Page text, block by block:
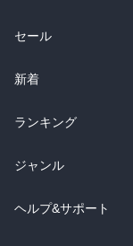
総合
ラノベ
雑誌・グラビア
BL・TL
セール
総合
ラノベ
雑誌・グラビア
BL・TL
新着
総合
ラノベ
雑誌・グラビア
ランキング
総合
ラノベ
ジャンル
コミック
ヘルプ&サポート